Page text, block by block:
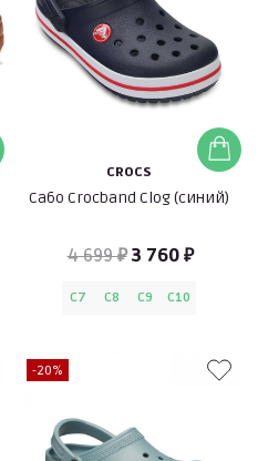
CROCS
Сабо Crocband Clog (синий)
4 699 ₽3 760 ₽
C7 C8 C9 C10
-20%